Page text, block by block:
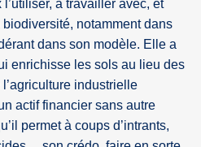
à travailler avec, et
notamment dans
dans son modèle. Elle a
enrichisse les sols au lieu des
industrielle
actif financier sans autre
permet à coups d’intrants,